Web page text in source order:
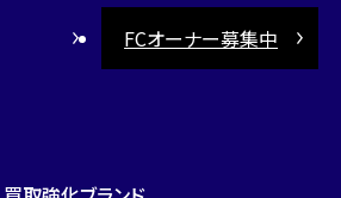
FCオーナー募集中